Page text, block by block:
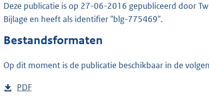
Deze publicatie is op 27-06-2016 gepubliceerd door
Bijlage en heeft als identifier "blg-775469".
Bestandsformaten
Op dit moment is de publicatie beschikbaar in de
D
PDF